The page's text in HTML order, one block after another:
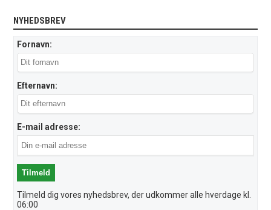
NYHEDSBREV
Fornavn:
Efternavn:
E-mail adresse:
Tilmeld dig vores nyhedsbrev, der udkommer alle hverdage kl.
06:00